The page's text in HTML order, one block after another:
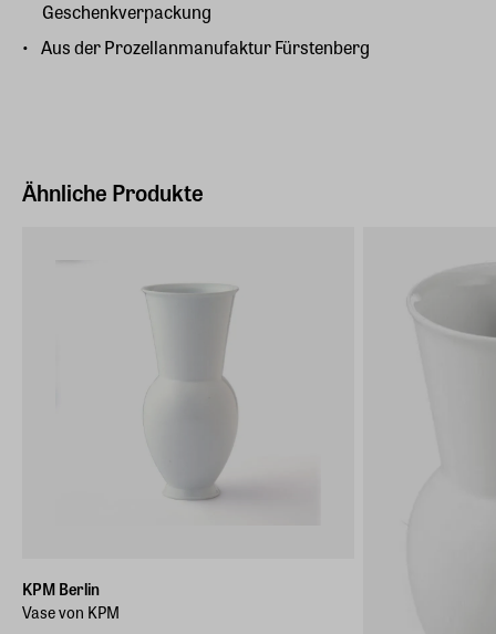
Geschenkverpackung
Aus der Prozellanmanufaktur Fürstenberg
Ähnliche Produkte
KPM Berlin
Vase von KPM